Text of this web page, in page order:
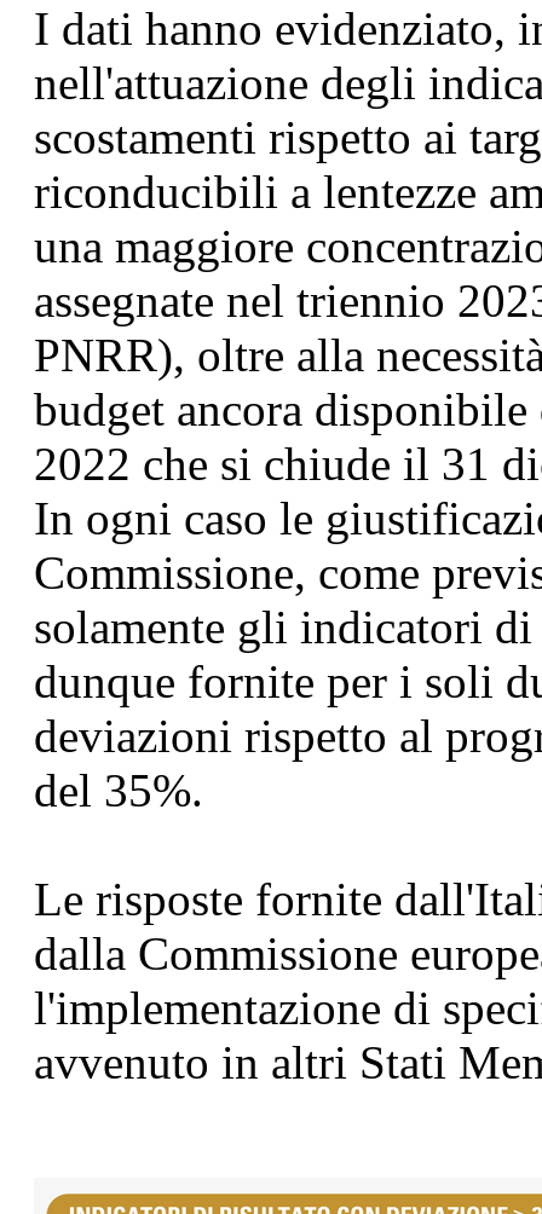
I dati hanno evidenziato,
nell'attuazione degli
scostamenti rispetto ai
riconducibili a lentezze
una maggiore
assegnate nel triennio
PNRR), oltre alla
budget ancora
2022 che si chiude il 31
In ogni caso le
Commissione, come
solamente gli indicatori di
dunque fornite per i soli
deviazioni rispetto al
del 35%.
Le risposte fornite
dalla Commissione
l'implementazione di
avvenuto in altri Stati